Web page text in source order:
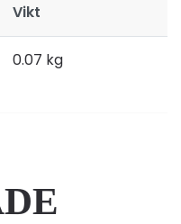
Vikt
0.07 kg